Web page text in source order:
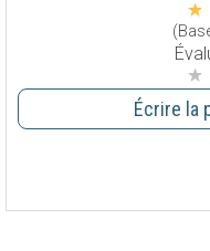
Écrire la